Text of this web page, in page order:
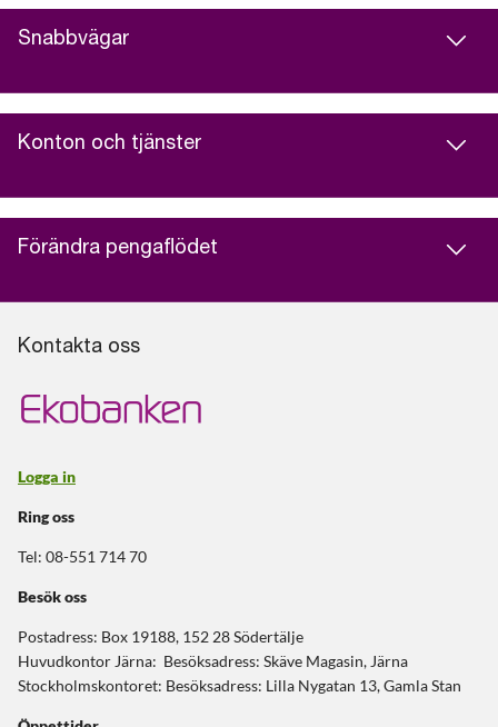
Snabbvägar
Konton och tjänster
Förändra pengaflödet
Kontakta oss
Logga in
Ring oss
Tel: 08-551 714 70
Besök oss
Postadress: Box 19188, 152 28 Södertälje
Huvudkontor Järna: Besöksadress: Skäve Magasin, Järna
Stockholmskontoret: Besöksadress: Lilla Nygatan 13, Gamla Stan